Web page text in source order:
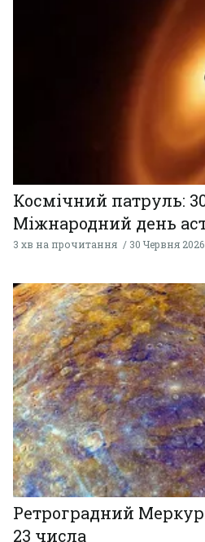
Космічний патруль:
Міжнародний день
3 хв на прочитання 30 Червня 2026
Ретроградний
23 числа